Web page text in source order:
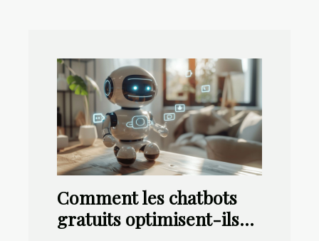
Comment les chatbots
gratuits optimisent-ils